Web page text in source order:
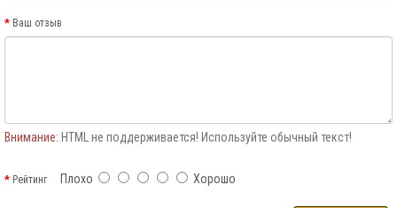
Ваш отзыв
Внимание: HTML не поддерживается! Используйте обычный текст!
РейтингПлохо Хорошо